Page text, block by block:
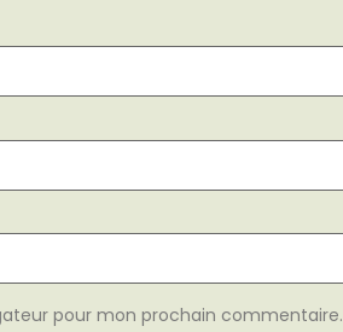
pour mon prochain commentaire.